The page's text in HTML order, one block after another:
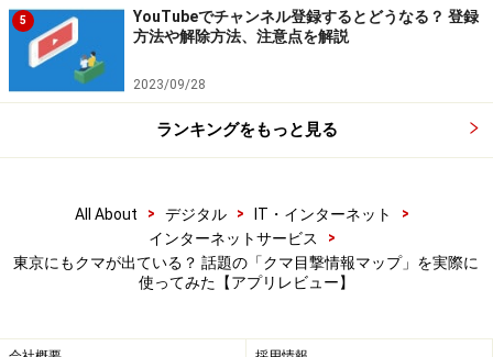
図上に表示しています。また、情報の種類として「痕
跡」「撮影」「捕獲」「目撃」があり、目撃情報の信ぴ
ょう性（「高」「中」「低」）や、発見時期（「2023
年」「2024年」「2025年」）も選択できるため、より正
確な情報に絞り込むことが可能です。
マップ画面 ※画像：筆者撮影
さらに、カラフルなマークをタップすることで、クマが
確認された場所や日時、その詳しい経緯を確認できま
5
YouTubeでチャンネル登録するとどうなる？ 登録
方法や解除方法、注意点を解説
2023/09/28
ランキングをもっと見る
All About > デジタル > IT・インターネット
>
インターネットサービス
>
東京にもクマが出ている？ 話題の「クマ目撃情報マップ」を実際に
使ってみた【アプリレビュー】